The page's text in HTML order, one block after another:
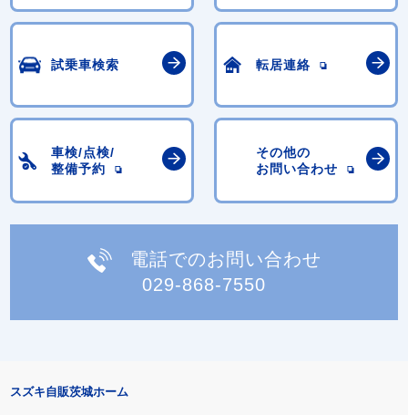
試乗車検索 転居連絡
車検/点検/
整備予約
その他の
お問い合わせ
電話でのお問い合わせ
029-868-7550
スズキ自販茨城ホーム